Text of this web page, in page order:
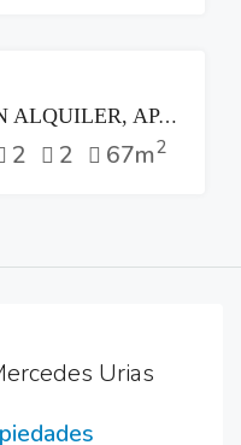
INDIGO MASFERRER EN ALQUILER, APARTAMENTO DE 2 HABITACIONES A ESTRENAR
2 2 67m2
Urias